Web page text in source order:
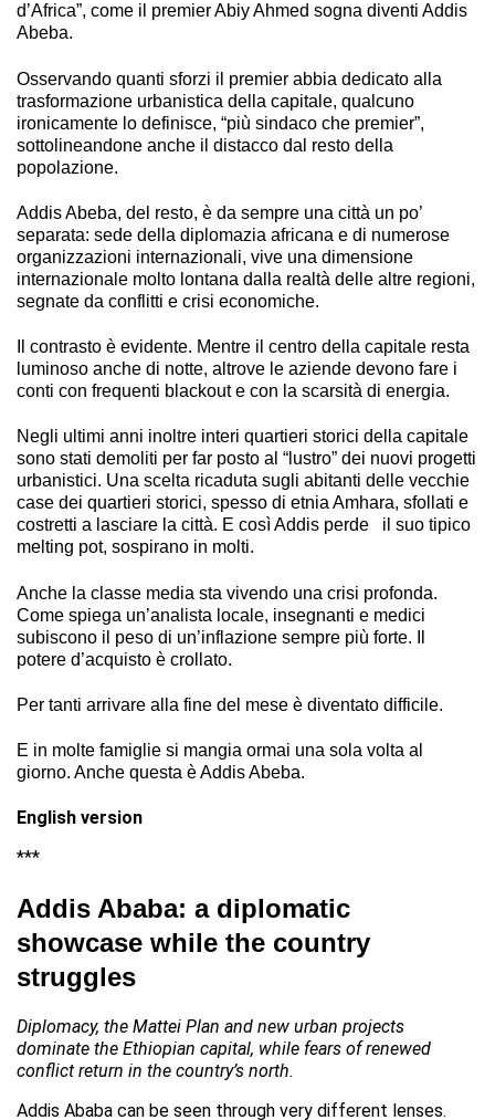
d’Africa”, come il premier Abiy Ahmed sogna diventi Addis
Abeba.
Osservando quanti sforzi il premier abbia dedicato alla
trasformazione urbanistica della capitale, qualcuno
ironicamente lo definisce, “più sindaco che premier”,
sottolineandone anche il distacco dal resto della
popolazione.
Addis Abeba, del resto, è da sempre una città un po’
separata: sede della diplomazia africana e di numerose
organizzazioni internazionali, vive una dimensione
internazionale molto lontana dalla realtà delle altre regioni,
segnate da conflitti e crisi economiche.
Il contrasto è evidente. Mentre il centro della capitale resta
luminoso anche di notte, altrove le aziende devono fare i
conti con frequenti blackout e con la scarsità di energia.
Negli ultimi anni inoltre interi quartieri storici della capitale
sono stati demoliti per far posto al “lustro” dei nuovi progetti
urbanistici. Una scelta ricaduta sugli abitanti delle vecchie
case dei quartieri storici, spesso di etnia Amhara, sfollati e
costretti a lasciare la città. E così Addis perde il suo tipico
melting pot, sospirano in molti.
Anche la classe media sta vivendo una crisi profonda.
Come spiega un’analista locale, insegnanti e medici
subiscono il peso di un’inflazione sempre più forte. Il
potere d’acquisto è crollato.
Per tanti arrivare alla fine del mese è diventato difficile.
E in molte famiglie si mangia ormai una sola volta al
giorno. Anche questa è Addis Abeba.
English version
***
Addis Ababa: a diplomatic
showcase while the country
struggles
Diplomacy, the Mattei Plan and new urban projects
dominate the Ethiopian capital, while fears of renewed
conflict return in the country’s north.
Addis Ababa can be seen through very different lenses.